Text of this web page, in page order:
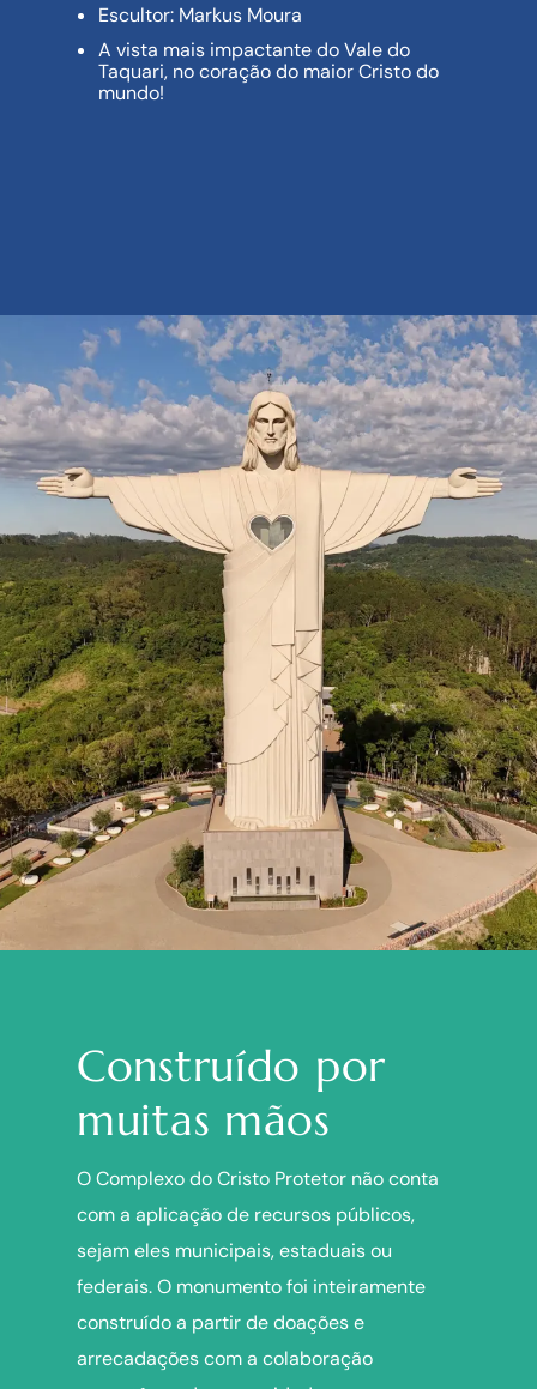
Escultor: Markus Moura
A vista mais impactante do Vale do
Taquari, no coração do maior Cristo do
mundo!
Construído por
muitas mãos
O Complexo do Cristo Protetor não conta
com a aplicação de recursos públicos,
sejam eles municipais, estaduais ou
federais. O monumento foi inteiramente
construído a partir de doações e
arrecadações com a colaboração